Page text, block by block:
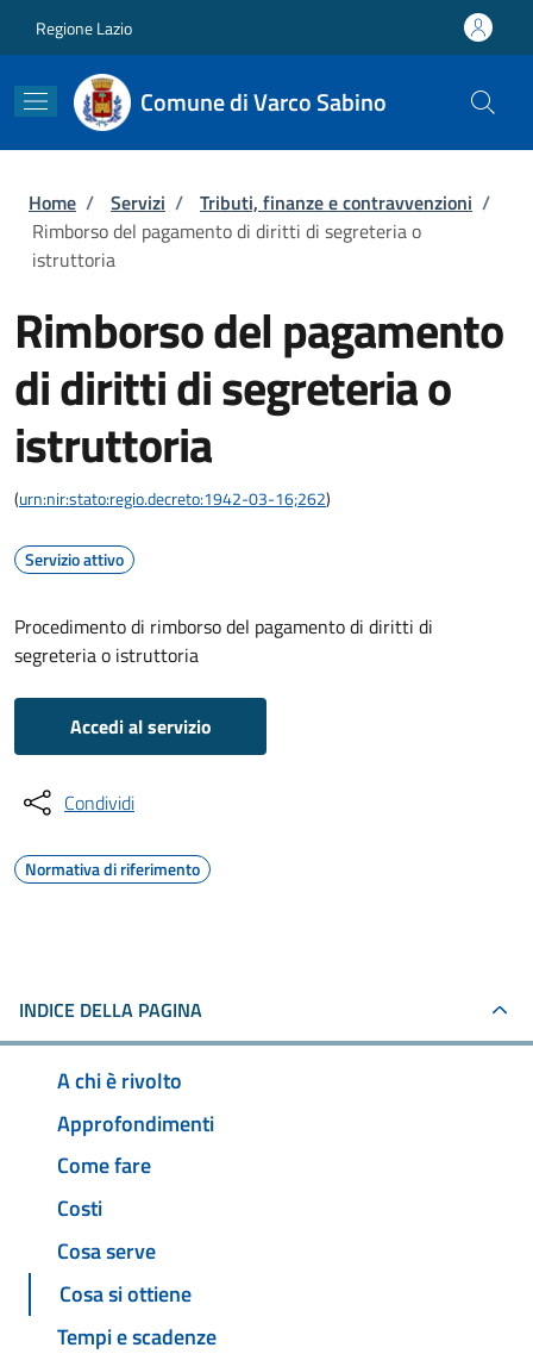
Regione Lazio
Comune di Varco Sabino
Briciole di pane
Home / Servizi / Tributi, finanze e contravvenzioni /
Rimborso del pagamento di diritti di segreteria o
istruttoria
Rimborso del pagamento
di diritti di segreteria o
istruttoria
(urn:nir:stato:regio.decreto:1942-03-16;262)
Servizio attivo
Procedimento di rimborso del pagamento di diritti di
segreteria o istruttoria
Accedi al servizio
Condividi
Normativa di riferimento
INDICE DELLA PAGINA
A chi è rivolto
Approfondimenti
Come fare
Costi
Cosa serve
Cosa si ottiene
Tempi e scadenze